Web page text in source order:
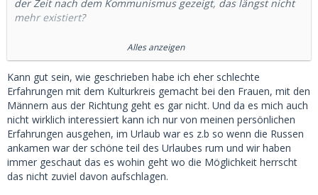
der Zeit nach dem Kommunismus gezeigt, das längst nicht
mehr existiert?
Ich habe mal google bemüht.
In Deutschland ist die Beschäftigung von Männern
gegenüber Frauen um rund 6 Prozentpunkte höher, in
Russland 10 Prozentpunkte. Das ist ein Unterschied, aber
kein wesentlicher.
Auch in Russland arbeiten mehr als 2/3 der Frauen
zwischen 15 und 64. (15, was für ein Alter)
Nun ist das mit Statistiken immer so eine Sache.
Alles anzeigen
Kann gut sein, wie geschrieben habe ich eher schlechte
Erfahrungen mit dem Kulturkreis gemacht bei den Frauen, mit den
Männern aus der Richtung geht es gar nicht. Und da es mich auch
nicht wirklich interessiert kann ich nur von meinen persönlichen
Erfahrungen ausgehen, im Urlaub war es z.b so wenn die Russen
ankamen war der schöne teil des Urlaubes rum und wir haben
immer geschaut das es wohin geht wo die Möglichkeit herrscht
das nicht zuviel davon aufschlagen.